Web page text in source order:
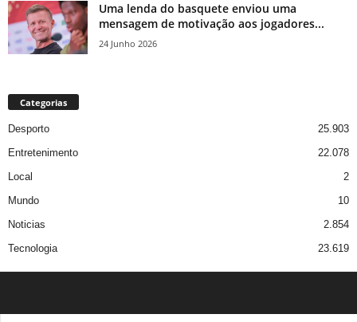
Uma lenda do basquete enviou uma
mensagem de motivação aos jogadores...
24 Junho 2026
Categorias
Desporto
25.903
Entretenimento
22.078
Local
2
Mundo
10
Noticias
2.854
Tecnologia
23.619